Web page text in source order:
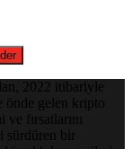
2022 itibariyle
önde gelen kripto
fırsatlarını
sürdüren bir